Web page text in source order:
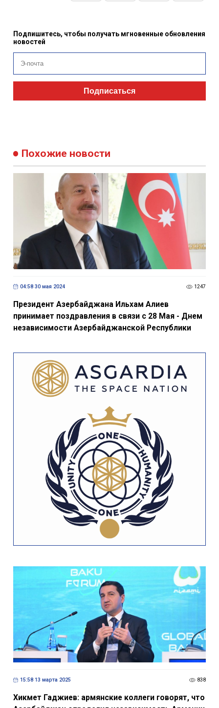
Подпишитесь, чтобы получать мгновенные обновления
новостей
Подписаться
Похожие новости
04:58 30 мая 2024 1247
Президент Азербайджана Ильхам Алиев
принимает поздравления в связи с 28 Мая - Днем
независимости Азербайджанской Республики
15:58 13 марта 2025 838
Хикмет Гаджиев: армянские коллеги говорят, что